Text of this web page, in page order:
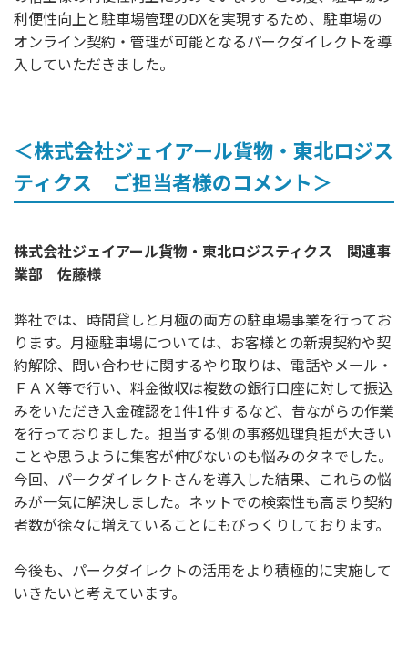
利便性向上と駐車場管理のDXを実現するため、駐車場の
オンライン契約・管理が可能となるパークダイレクトを導
入していただきました。
＜株式会社ジェイアール貨物・東北ロジス
ティクス ご担当者様のコメント＞
株式会社ジェイアール貨物・東北ロジスティクス 関連事
業部 佐藤様
弊社では、時間貸しと月極の両方の駐車場事業を行ってお
ります。月極駐車場については、お客様との新規契約や契
約解除、問い合わせに関するやり取りは、電話やメール・
ＦＡＸ等で行い、料金徴収は複数の銀行口座に対して振込
みをいただき入金確認を1件1件するなど、昔ながらの作業
を行っておりました。担当する側の事務処理負担が大きい
ことや思うように集客が伸びないのも悩みのタネでした。
今回、パークダイレクトさんを導入した結果、これらの悩
みが一気に解決しました。ネットでの検索性も高まり契約
者数が徐々に増えていることにもびっくりしております。
今後も、パークダイレクトの活用をより積極的に実施して
いきたいと考えています。